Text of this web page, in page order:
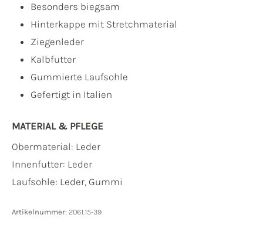
Besonders biegsam
Hinterkappe mit Stretchmaterial
Ziegenleder
Kalbfutter
Gummierte Laufsohle
Gefertigt in Italien
MATERIAL & PFLEGE
Obermaterial: Leder
Innenfutter: Leder
Laufsohle: Leder, Gummi
Artikelnummer: 2061.15-39